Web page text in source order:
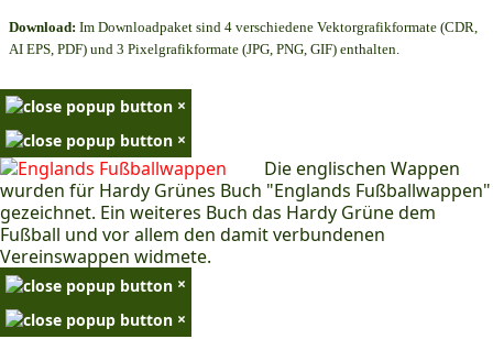
Download: Im Downloadpaket sind 4 verschiedene Vektorgrafikformate (CDR,
AI EPS, PDF) und 3 Pixelgrafikformate (JPG, PNG, GIF) enthalten.
×
×
Die englischen Wappen
wurden für Hardy Grünes Buch "Englands Fußballwappen"
gezeichnet. Ein weiteres Buch das Hardy Grüne dem
Fußball und vor allem den damit verbundenen
Vereinswappen widmete.
×
×